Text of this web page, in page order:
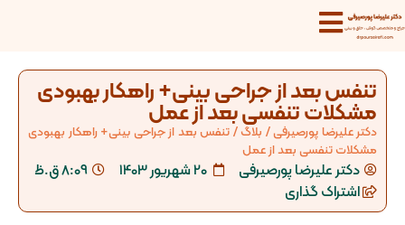
بعد از جراحی بینی+ راهکار بهبودی
تنفسی بعد از عمل
پورصیرفی/بلاگ/تنفس بعد از جراحی بینی+ راهکار بهبودی
تنفسی بعد از عمل
علیرضا پورصیرفی 20 شهریور 1403
8:09 ق.ظ
گذاری